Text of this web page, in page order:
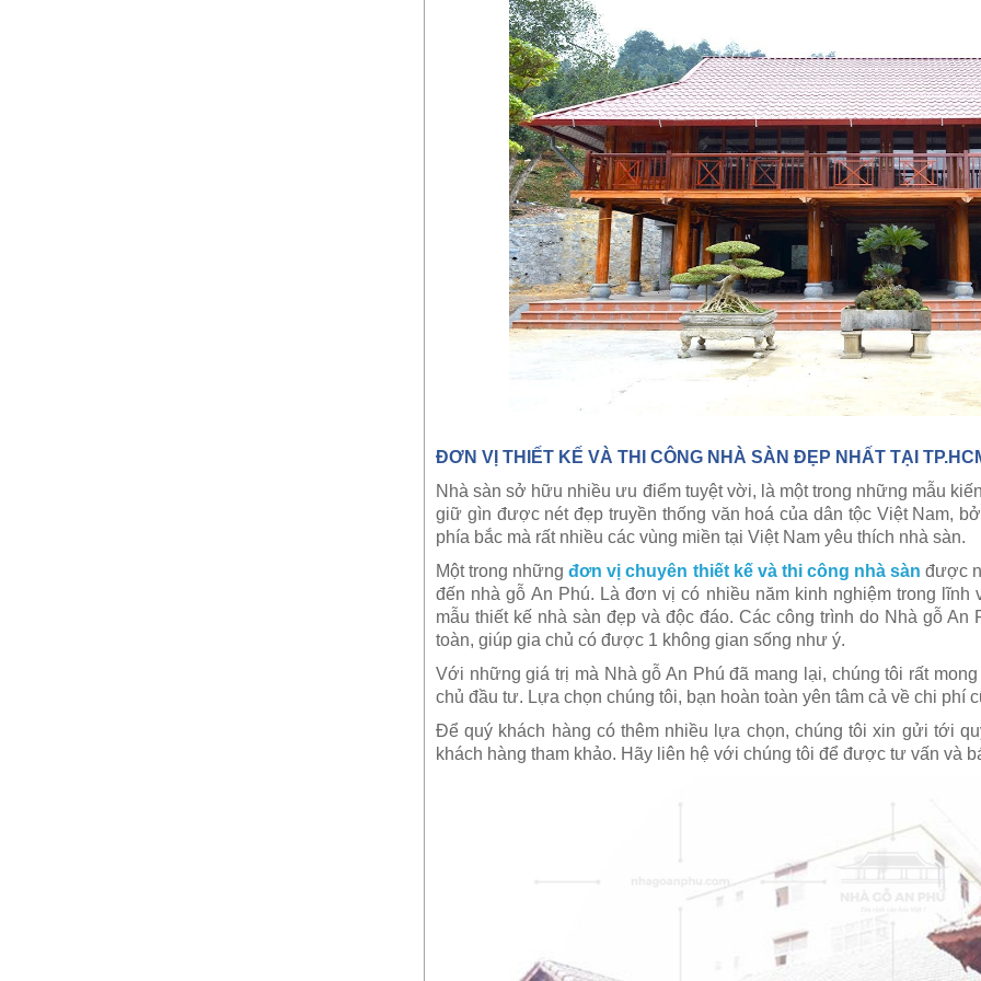
ĐƠN VỊ THIẾT KẾ VÀ THI CÔNG NHÀ SÀN ĐẸP NHẤT TẠI
Nhà sàn sở hữu nhiều ưu điểm tuyệt vời, là một trong những mẫu
giữ gìn được nét đẹp truyền thống văn hoá của dân tộc Việt Nam,
phía bắc mà rất nhiều các vùng miền tại Việt Nam yêu thích nhà sàn.
Một trong nhữngđơn vị chuyên thiết kế và thi công nhà sàn được
đến nhà gỗ An Phú. Là đơn vị có nhiều năm kinh nghiệm trong
mẫu thiết kế nhà sàn đẹp và độc đáo. Các công trình do Nhà gỗ
toàn, giúp gia chủ có được 1 không gian sống như ý.
Với những giá trị mà Nhà gỗ An Phú đã mang lại, chúng tôi rất
chủ đầu tư. Lựa chọn chúng tôi, bạn hoàn toàn yên tâm cả về chi
Để quý khách hàng có thêm nhiều lựa chọn, chúng tôi xin gửi tới
khách hàng tham khảo. Hãy liên hệ với chúng tôi để được tư vấn và